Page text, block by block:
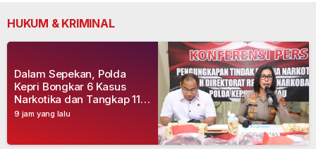
HUKUM & KRIMINAL
9 jam yang lalu
Dalam Sepekan, Polda
Kepri Bongkar 6 Kasus
Narkotika dan Tangkap 11
Tersangka